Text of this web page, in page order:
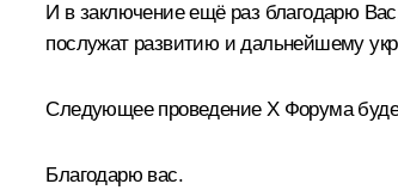
И в заключение ещё раз благодарю
послужат развитию и дальнейшему
Следующее проведение X Форума
Благодарю вас.